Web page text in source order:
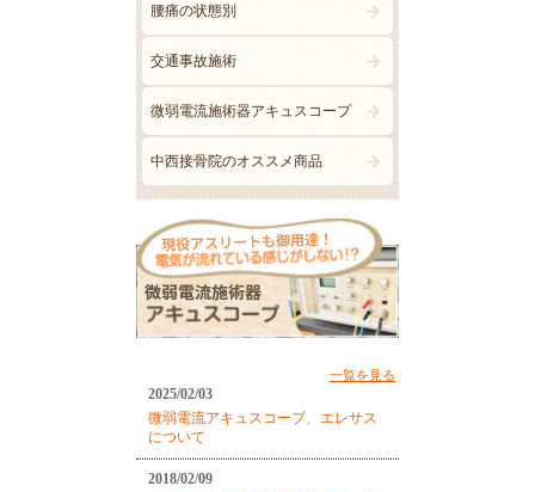
腰痛の状態別
交通事故施術
微弱電流施術器アキュスコープ
中西接骨院のオススメ商品
一覧を見る
2025/02/03
微弱電流アキュスコープ、エレサス
について
2018/02/09